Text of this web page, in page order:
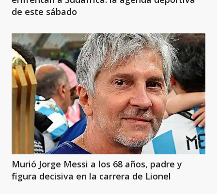
de este sábado
Murió Jorge Messi a los 68 años, padre y
figura decisiva en la carrera de Lionel